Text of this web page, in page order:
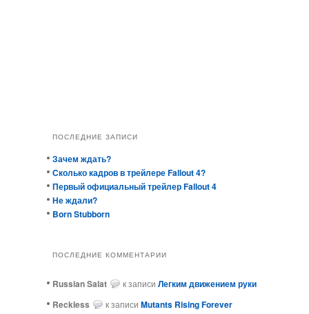
ПОСЛЕДНИЕ ЗАПИСИ
Зачем ждать?
Сколько кадров в трейлере Fallout 4?
Первый официальный трейлер Fallout 4
Не ждали?
Born Stubborn
ПОСЛЕДНИЕ КОММЕНТАРИИ
Russian Salat к записи Легким движением руки
ReckIess
к записи Mutants Rising Forever